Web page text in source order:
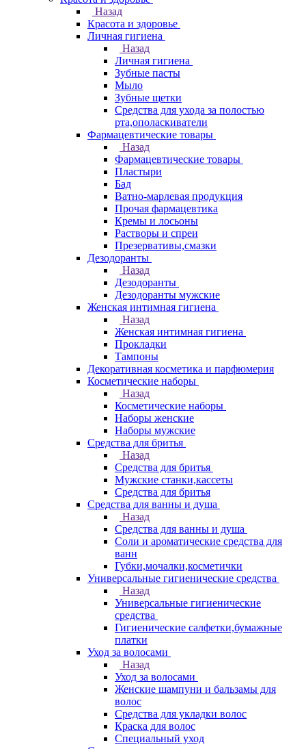
Назад
Красота и здоровье
Личная гигиена
Назад
Личная гигиена
Зубные пасты
Мыло
Зубные щетки
Средства для ухода за полостью
рта,ополаскиватели
Фармацевтические товары
Назад
Фармацевтические товары
Пластыри
Бад
Ватно-марлевая продукция
Прочая фармацевтика
Кремы и лосьоны
Растворы и спреи
Презервативы,смазки
Дезодоранты
Назад
Дезодоранты
Дезодоранты мужские
Женская интимная гигиена
Назад
Женская интимная гигиена
Прокладки
Тампоны
Декоративная косметика и парфюмерия
Косметические наборы
Назад
Косметические наборы
Наборы женские
Наборы мужские
Средства для бритья
Назад
Средства для бритья
Мужские станки,кассеты
Средства для бритья
Средства для ванны и душа
Назад
Средства для ванны и душа
Соли и ароматические средства для
ванн
Губки,мочалки,косметички
Универсальные гигиенические средства
Назад
Универсальные гигиенические
средства
Гигиенические салфетки,бумажные
платки
Уход за волосами
Назад
Уход за волосами
Женские шампуни и бальзамы для
волос
Средства для укладки волос
Краска для волос
Специальный уход